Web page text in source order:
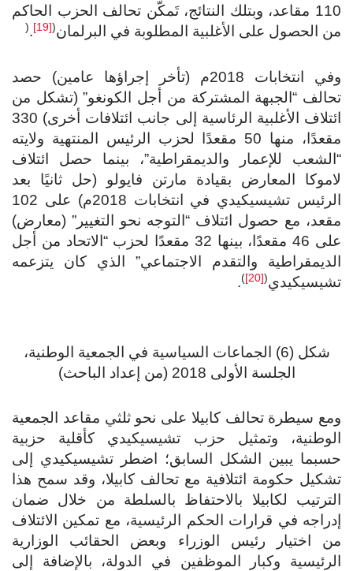
110 مقاعد، وبتلك النتائج، تَمكّن تحالف الحزب الحاكم
من الحصول على الأغلبية المطلوبة في البرلمان(
[19]
.
(
وفي انتخابات 2018م (تأخر إجراؤها عامين) حصد
تحالف “الجبهة المشتركة من أجل الكونغو” (تشكل من
ائتلاف الأغلبية الرئاسية إلى جانب ائتلافات أخرى) 330
مقعدًا، منها 50 مقعدًا لحزب الرئيس المنتهية ولايته
“الشعب للإعمار والديمقراطية”، بينما حصل ائتلاف
لاموكا المعارض بقيادة مارتن فايولو (حل ثانيًا بعد
الرئيس تشيسيكيدي في انتخابات 2018م) على 102
مقعد، مع حصول ائتلاف “التوجه نحو التغيير” (معارض)
على 46 مقعدًا، بينها 32 مقعدًا لحزب “الاتحاد من أجل
الديمقراطية والتقدم الاجتماعي” الذي كان يتزعمه
تشيسيكيدي(
[20]
)
.
شكل (6) الجماعات السياسية في الجمعية الوطنية،
الجلسة الأولى 2018 (من إعداد الباحث)
ومع سيطرة تحالف كابيلا على نحو ثلثي مقاعد الجمعية
الوطنية، وتمثيل حزب تشيسيكيدي كأقلية حزبية
حسبما يبين الشكل السابق؛ اضطر تشيسيكيدي إلى
تشكيل حكومة ائتلافية مع تحالف كابيلا، وقد سمح هذا
الترتيب لكابيلا بالاحتفاظ بالسلطة من خلال ضمان
إدراجه في قرارات الحكم الرئيسية، مع تمكين الائتلاف
من اختيار رئيس الوزراء وبعض الحقائب الوزارية
الرئيسية وكبار الموظفين في الدولة، بالإضافة إلى